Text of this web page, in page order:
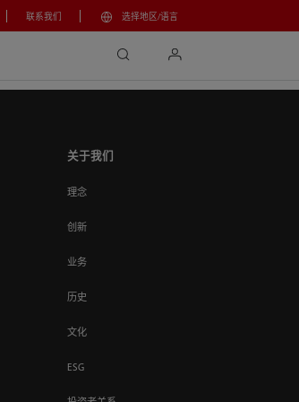
联系我们 选择地区/语言
关于我们
理念
创新
业务
历史
文化
ESG